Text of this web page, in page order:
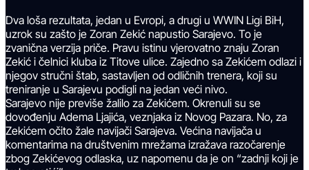
Dva loša rezultata, jedan u Evropi, a drugi u WWIN Ligi BiH,
uzrok su zašto je Zoran Zekić napustio Sarajevo. To je
zvanična verzija priče. Pravu istinu vjerovatno znaju Zoran
Zekić i čelnici kluba iz Titove ulice. Zajedno sa Zekićem odlazi i
njegov stručni štab, sastavljen od odličnih trenera, koji su
treniranje u Sarajevu podigli na jedan veći nivo.
Sarajevo nije previše žalilo za Zekićem. Okrenuli su se
dovođenju Adema Ljajića, veznjaka iz Novog Pazara. No, za
Zekićem očito žale navijači Sarajeva. Većina navijača u
komentarima na društvenim mrežama izražava razočarenje
zbog Zekićevog odlaska, uz napomenu da je on “zadnji koji je